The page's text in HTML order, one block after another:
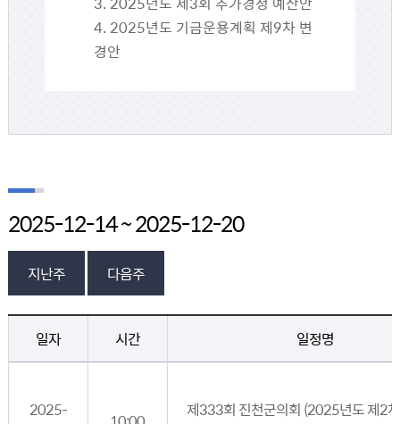
4. 2025년도 기금운용계획 제9차 변
경안
2025-12-14 ~ 2025-12-20
지난주 다음주
일자 시간 일정명
2025-
제333회 진천군의회 (2025년도 제2